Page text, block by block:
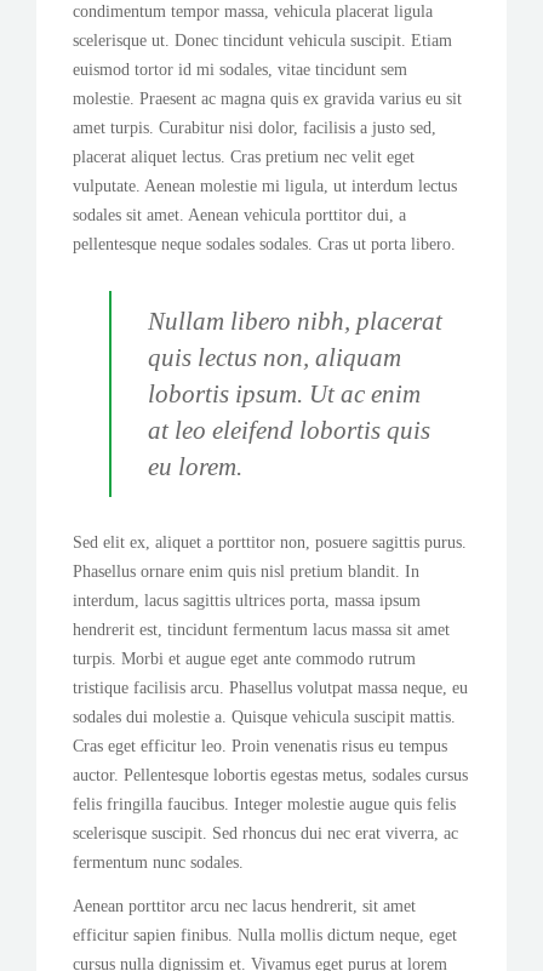
condimentum tempor massa, vehicula placerat ligula
scelerisque ut. Donec tincidunt vehicula suscipit. Etiam
euismod tortor id mi sodales, vitae tincidunt sem
molestie. Praesent ac magna quis ex gravida varius eu sit
amet turpis. Curabitur nisi dolor, facilisis a justo sed,
placerat aliquet lectus. Cras pretium nec velit eget
vulputate. Aenean molestie mi ligula, ut interdum lectus
sodales sit amet. Aenean vehicula porttitor dui, a
pellentesque neque sodales sodales. Cras ut porta libero.
Nullam libero nibh, placerat
quis lectus non, aliquam
lobortis ipsum. Ut ac enim
at leo eleifend lobortis quis
eu lorem.
Sed elit ex, aliquet a porttitor non, posuere sagittis purus.
Phasellus ornare enim quis nisl pretium blandit. In
interdum, lacus sagittis ultrices porta, massa ipsum
hendrerit est, tincidunt fermentum lacus massa sit amet
turpis. Morbi et augue eget ante commodo rutrum
tristique facilisis arcu. Phasellus volutpat massa neque, eu
sodales dui molestie a. Quisque vehicula suscipit mattis.
Cras eget efficitur leo. Proin venenatis risus eu tempus
auctor. Pellentesque lobortis egestas metus, sodales cursus
felis fringilla faucibus. Integer molestie augue quis felis
scelerisque suscipit. Sed rhoncus dui nec erat viverra, ac
fermentum nunc sodales.
Aenean porttitor arcu nec lacus hendrerit, sit amet
efficitur sapien finibus. Nulla mollis dictum neque, eget
cursus nulla dignissim et. Vivamus eget purus at lorem